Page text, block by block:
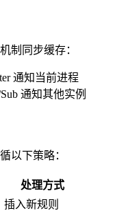
制同步缓存：
通知当前进程
通知其他实例
以下策略：
处理方式
插入新规则